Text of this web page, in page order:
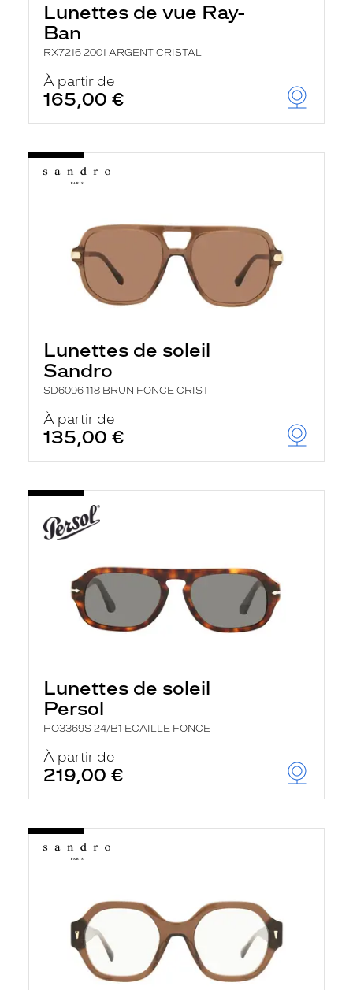
Lunettes de vue Ray-
Ban
RX7216 2001 ARGENT CRISTAL
À partir de
165,00 €
Lunettes de soleil
Sandro
SD6096 118 BRUN FONCE CRIST
À partir de
135,00 €
Lunettes de soleil
Persol
PO3369S 24/B1 ECAILLE FONCE
À partir de
219,00 €